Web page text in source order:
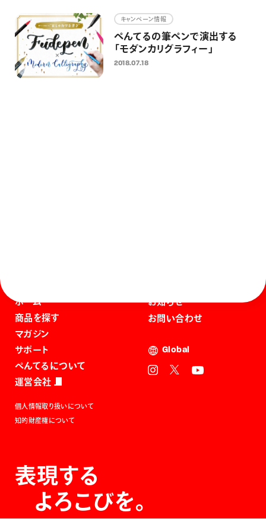
その他
キャンペーン情報
ぺんてるの筆ペンで演出する
「モダンカリグラフィー」
2018.07.18
ホーム
商品を探す
マガジン
サポート
ぺんてるについて
運営会社
お知らせ
お問い合わせ
Global
個人情報取り扱いについて
知的財産権について
表現する
よろこびを。